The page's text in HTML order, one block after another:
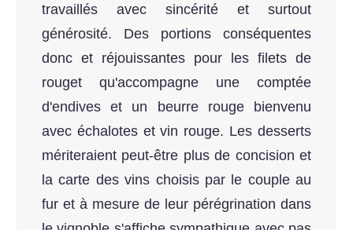
travaillés avec sincérité et surtout
générosité. Des portions conséquentes
donc et réjouissantes pour les filets de
rouget qu'accompagne une comptée
d'endives et un beurre rouge bienvenu
avec échalotes et vin rouge. Les desserts
mériteraient peut-être plus de concision et
la carte des vins choisis par le couple au
fur et à mesure de leur pérégrination dans